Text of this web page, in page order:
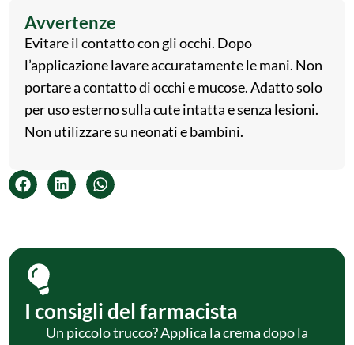
Avvertenze
Evitare il contatto con gli occhi. Dopo
l’applicazione lavare accuratamente le mani. Non
portare a contatto di occhi e mucose. Adatto solo
per uso esterno sulla cute intatta e senza lesioni.
Non utilizzare su neonati e bambini.
I consigli del farmacista
Un piccolo trucco? Applica la crema dopo la